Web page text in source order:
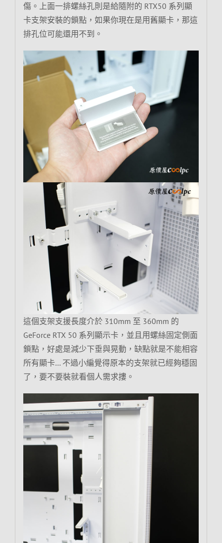
傷。上面一排螺絲孔則是給隨附的 RTX50 系列顯
卡支架安裝的鎖點，如果你現在是用舊顯卡，那這
排孔位可能還用不到。
這個支架支援長度介於 310mm 至 360mm 的
GeForce RTX 50 系列顯示卡，並且用螺絲固定側面
鎖點，好處是減少下垂與晃動，缺點就是不能相容
所有顯卡… 不過小編覺得原本的支架就已經夠穩固
了，要不要裝就看個人需求摟。